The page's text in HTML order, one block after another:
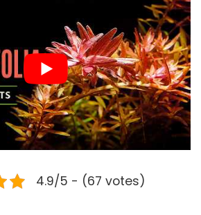
4.9/5 - (67 votes)